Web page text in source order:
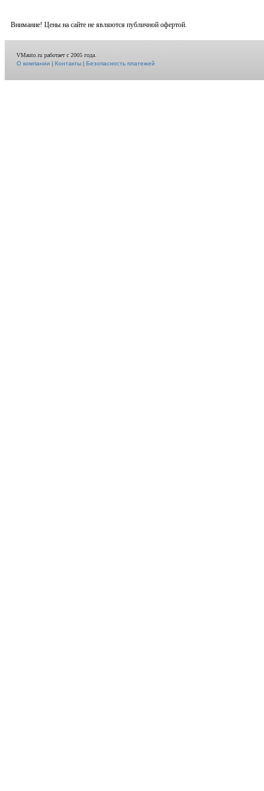
Внимание! Цены на сайте не являются публичной офертой.
VMauto.ru работает с 2005 года.
О компании|Контакты|Безопасность платежей